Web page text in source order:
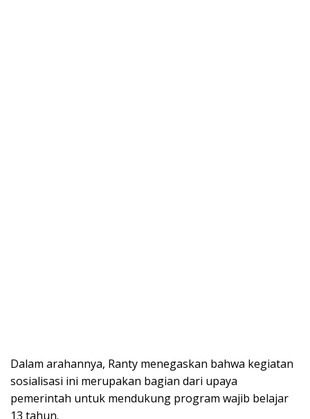
Dalam arahannya, Ranty menegaskan bahwa kegiatan
sosialisasi ini merupakan bagian dari upaya
pemerintah untuk mendukung program wajib belajar
13 tahun.